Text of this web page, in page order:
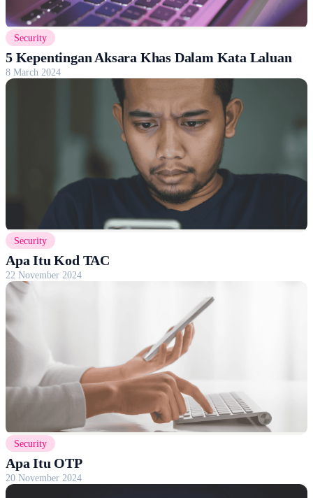
Security
5 Kepentingan Aksara Khas Dalam Kata Laluan
8 March 2024
Security
Apa Itu Kod TAC
22 November 2024
Security
Apa Itu OTP
20 November 2024